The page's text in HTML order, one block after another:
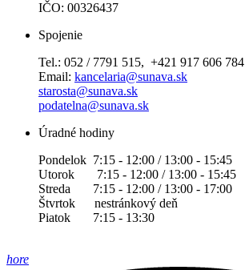
IČO: 00326437
Spojenie
Tel.: 052 / 7791 515, +421 917 606 784
Email: kancelaria@sunava.sk
starosta@sunava.sk
podatelna@sunava.sk
Úradné hodiny
Pondelok 7:15 - 12:00 / 13:00 - 15:45
Utorok 7:15 - 12:00 / 13:00 - 15:45
Streda 7:15 - 12:00 / 13:00 - 17:00
Štvrtok nestránkový deň
Piatok 7:15 - 13:30
hore